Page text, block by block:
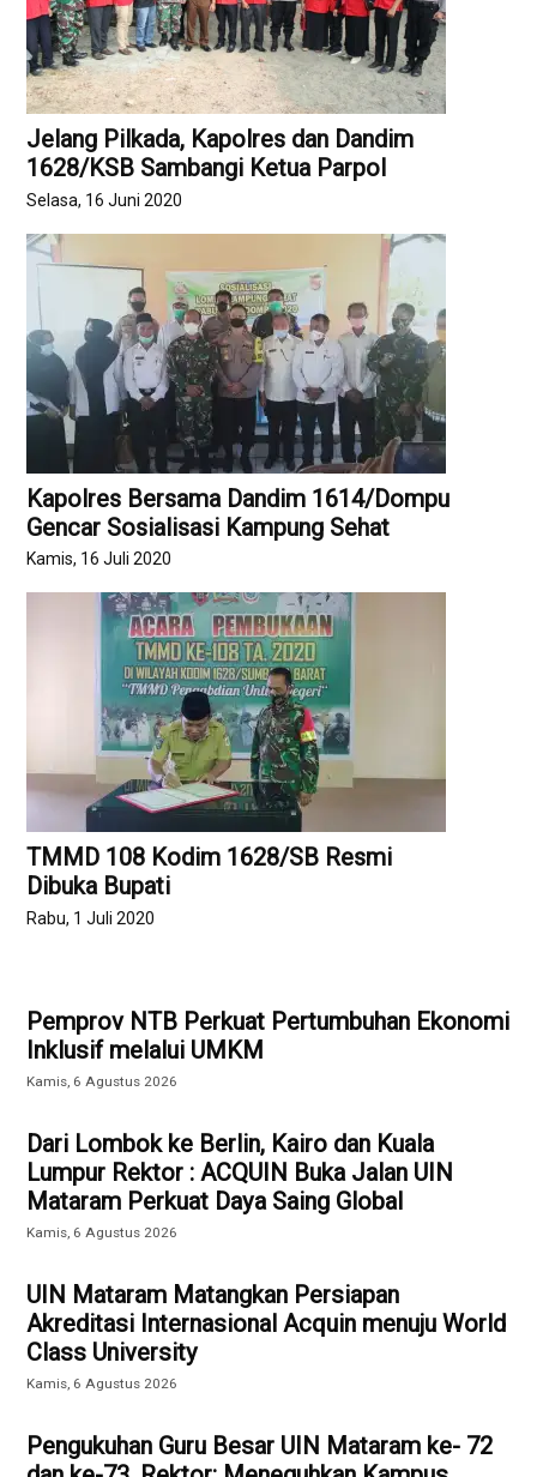
Jelang Pilkada, Kapolres dan Dandim
1628/KSB Sambangi Ketua Parpol
Selasa, 16 Juni 2020
Kapolres Bersama Dandim 1614/Dompu
Gencar Sosialisasi Kampung Sehat
Kamis, 16 Juli 2020
TMMD 108 Kodim 1628/SB Resmi
Dibuka Bupati
Rabu, 1 Juli 2020
Pemprov NTB Perkuat Pertumbuhan Ekonomi
Inklusif melalui UMKM
Kamis, 6 Agustus 2026
Dari Lombok ke Berlin, Kairo dan Kuala
Lumpur Rektor : ACQUIN Buka Jalan UIN
Mataram Perkuat Daya Saing Global
Kamis, 6 Agustus 2026
UIN Mataram Matangkan Persiapan
Akreditasi Internasional Acquin menuju World
Class University
Kamis, 6 Agustus 2026
Pengukuhan Guru Besar UIN Mataram ke- 72